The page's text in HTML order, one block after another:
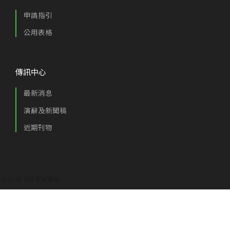
申請指引
公用表格
傳訊中心
最新消息
演辭及新聞稿
近期刊物